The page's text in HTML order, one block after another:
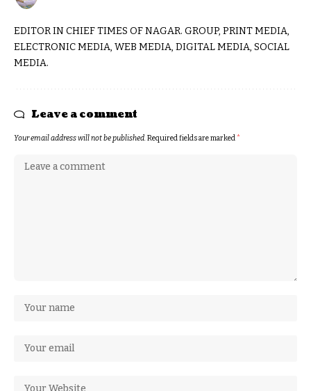
EDITOR IN CHIEF TIMES OF NAGAR. GROUP, PRINT MEDIA,
ELECTRONIC MEDIA, WEB MEDIA, DIGITAL MEDIA, SOCIAL
MEDIA.
Leave a comment
Your email address will not be published.Required fields are marked*